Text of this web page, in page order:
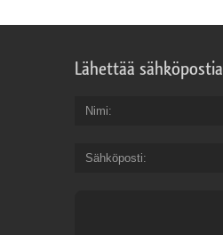
Lähettää sähköpostia
Nimi
Sähköposti